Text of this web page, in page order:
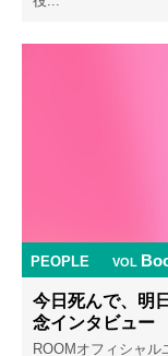
PEOPLE VOL
今日死んで、明
念インタビュー
ROOMオフィシャ